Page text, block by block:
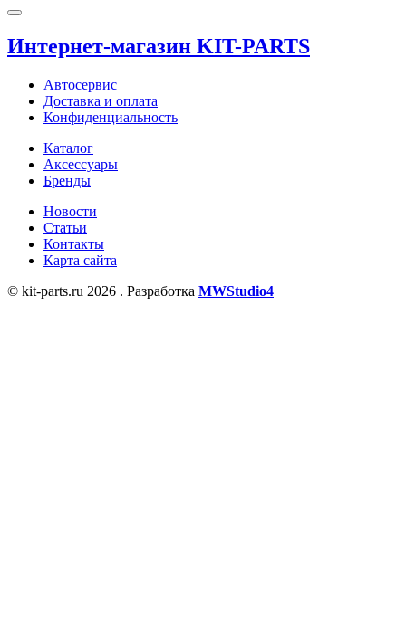
Интернет-магазин KIT-PARTS
Автосервис
Доставка и оплата
Конфиденциальность
Каталог
Аксессуары
Бренды
Новости
Статьи
Контакты
Карта сайта
© kit-parts.ru 2026 . Разработка MWStudio4